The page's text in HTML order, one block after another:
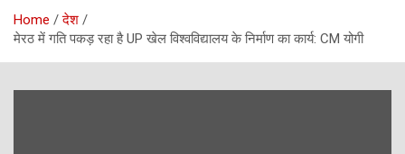
Home
देश
मेरठ में गति पकड़ रहा है UP खेल विश्वविद्यालय के निर्माण का कार्य: CM योगी